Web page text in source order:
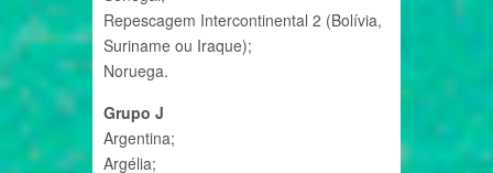
Repescagem Intercontinental 2 (Bolívia,
Suriname ou Iraque);
Noruega.
Grupo J
Argentina;
Argélia;